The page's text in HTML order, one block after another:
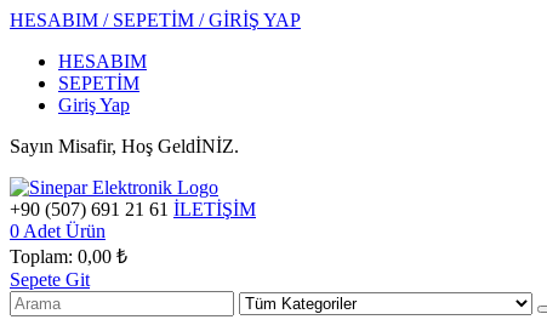
HESABIM / SEPETİM / GİRİŞ YAP
HESABIM
SEPETİM
Giriş Yap
Sayın Misafir, Hoş GeldİNİZ.
+90 (507) 691 21 61 İLETİŞİM
0 Adet Ürün
Toplam: 0,00 ₺
Sepete Git